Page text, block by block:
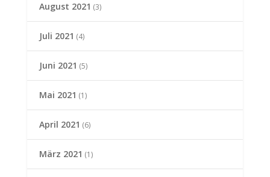
August 2021 (3)
Juli 2021 (4)
Juni 2021 (5)
Mai 2021 (1)
April 2021 (6)
März 2021 (1)